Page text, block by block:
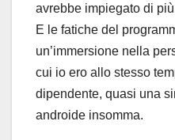
avrebbe impiegato di
E le fatiche del
un’immersione nella
cui io ero allo stesso
dipendente, quasi una
androide insomma.